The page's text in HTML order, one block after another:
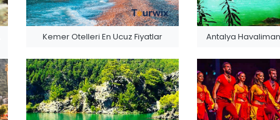
Kemer Otelleri En Ucuz Fiyatlar Antalya